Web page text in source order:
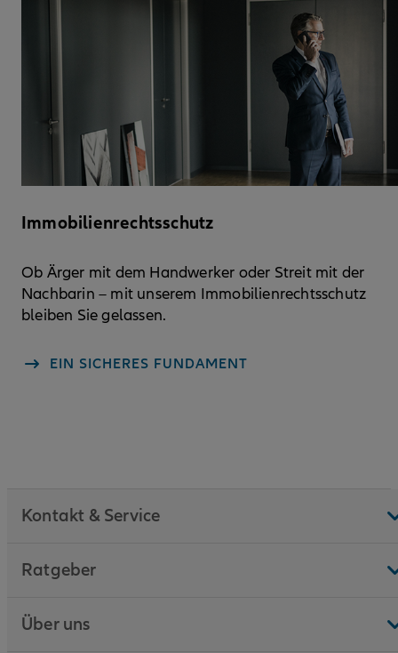
Immobilienrechtsschutz
Ob Ärger mit dem Handwerker oder Streit mit der
Nachbarin – mit unserem Immobilienrechtsschutz
bleiben Sie gelassen.
EIN SICHERES FUNDAMENT
Kontakt & Service
Ratgeber
Über uns